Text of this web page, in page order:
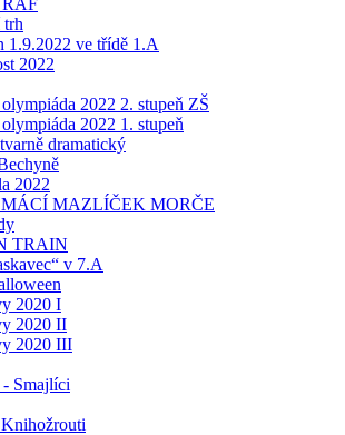
trh
1.9.2022 ve třídě 1.A
2022
2022 2. stupeň ZŠ
2022 1. stupeň
dramatický
2022
MAZLÍČEK MORČE
TRAIN
v 7.A
2020 I
2020 II
2020 III
Smajlíci